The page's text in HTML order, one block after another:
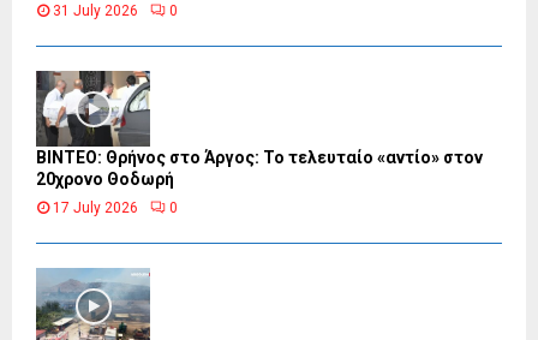
31 July 2026 0
ΒΙΝΤΕΟ: Θρήνος στο Άργος: Το τελευταίο «αντίο» στον
20χρονο Θοδωρή
17 July 2026 0